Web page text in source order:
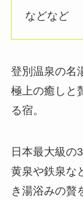
などなど
登別温泉の名
極上の癒しと
る宿。
日本最大級の
黄泉や鉄泉な
き湯浴みの贅